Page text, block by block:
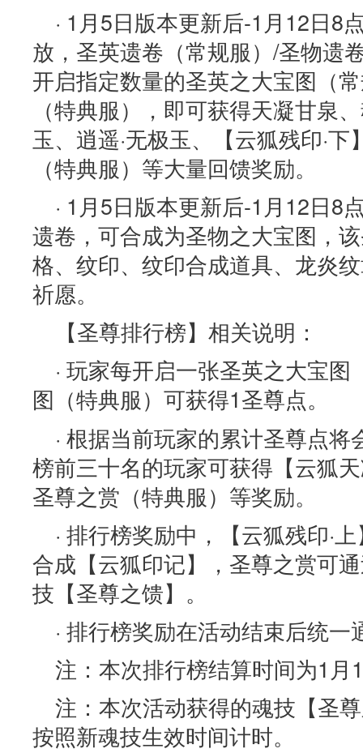
· 1月5日版本更新后-1月12日8
放，圣英遗卷（常规服）/圣物遗
开启指定数量的圣英之大宝图（
（特典服），即可获得天凝甘泉
玉、逍遥·无极玉、【云狐残印·
（特典服）等大量回馈奖励。
· 1月5日版本更新后-1月12日8
遗卷，可合成为圣物之大宝图，
格、纹印、纹印合成道具、龙炎
祈愿。
【圣尊排行榜】相关说明：
· 玩家每开启一张圣英之大宝
图（特典服）可获得1圣尊点。
· 根据当前玩家的累计圣尊点
榜前三十名的玩家可获得【云狐
圣尊之赏（特典服）等奖励。
· 排行榜奖励中，【云狐残印·
合成【云狐印记】，圣尊之赏可
技【圣尊之馈】。
· 排行榜奖励在活动结束后统一
注：本次排行榜结算时间为1月
注：本次活动获得的魂技【圣
按照新魂技生效时间计时。